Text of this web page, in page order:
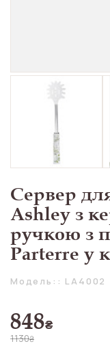
Сервер
Ashley з
ручкою з
Parterre у
Модель:: LA4002
848₴
1130₴